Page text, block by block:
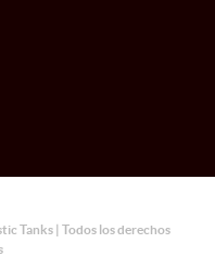
Tanks | Todos los derechos